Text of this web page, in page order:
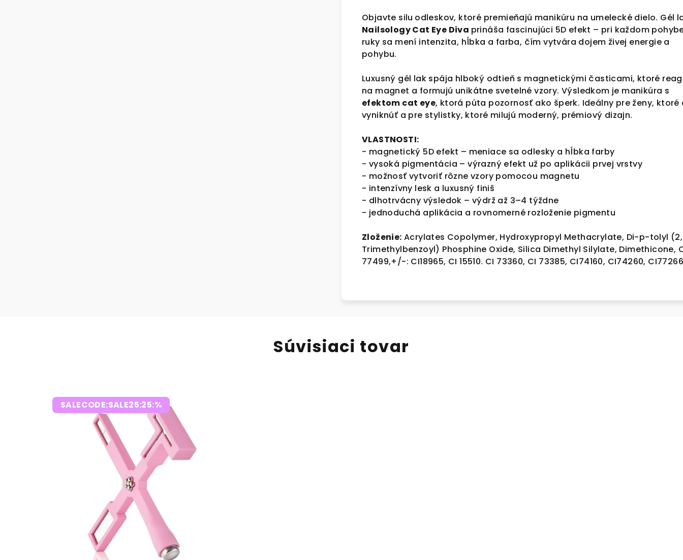
Objavte silu odleskov, ktoré premieňajú manikúru na umelecké dielo. Gél
Nailsology Cat Eye Diva prináša fascinujúci 5D efekt – pri každom
ruky sa mení intenzita, hĺbka a farba, čím vytvára dojem živej energie a
pohybu.
Luxusný gél lak spája hlboký odtieň s magnetickými časticami, ktoré
na magnet a formujú unikátne svetelné vzory. Výsledkom je manikúra s
efektom cat eye, ktorá púta pozornosť ako šperk. Ideálny pre ženy, ktoré
vyniknúť a pre stylistky, ktoré milujú moderný, prémiový dizajn.
VLASTNOSTI:
- magnetický 5D efekt – meniace sa odlesky a hĺbka farby
- vysoká pigmentácia – výrazný efekt už po aplikácii prvej vrstvy
- možnosť vytvoriť rôzne vzory pomocou magnetu
- intenzívny lesk a luxusný finiš
- dlhotrvácny výsledok – výdrž až 3–4 týždne
- jednoduchá aplikácia a rovnomerné rozloženie pigmentu
Zloženie: Acrylates Copolymer, Hydroxypropyl Methacrylate, Di-p-tolyl
Trimethylbenzoyl) Phosphine Oxide, Silica Dimethyl Silylate, Dimethicone,
77499,+/-: CI18965, CI 15510. CI 73360, CI 73385, CI74160, CI74260,
Súvisiaci tovar
SALECODE:SALE25:25:%